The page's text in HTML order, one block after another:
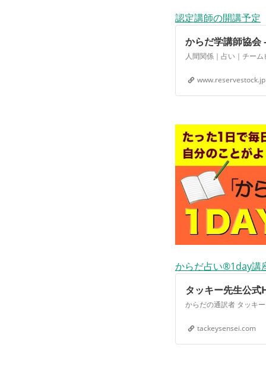
認定講師の開講予定
からだ学講師協会
www.reservestock.jp
からだ占い®1day講
タッキー先生公式
tackeysensei.com